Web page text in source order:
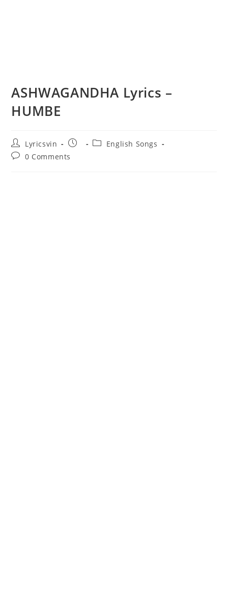
ASHWAGANDHA Lyrics –
HUMBE
Post
author:
Lyricsvin
Post
PostEnglish Songs
Post0 Comments